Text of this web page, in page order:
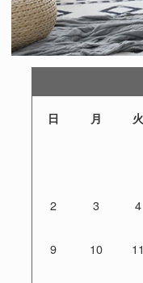
日 月 火
2 3 4
9 10 11